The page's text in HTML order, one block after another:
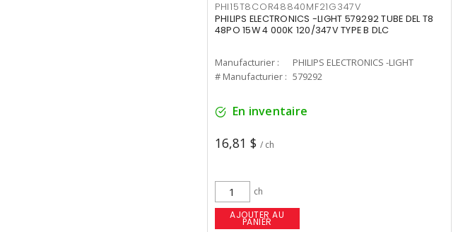
PHI15T8COR48840MF21G347V
PHILIPS ELECTRONICS -LIGHT 579292 TUBE DEL T8
48PO 15W 4 000K 120/347V TYPE B DLC
Manufacturier :
PHILIPS ELECTRONICS -LIGHT
# Manufacturier : 579292
En inventaire
16,81 $ / ch
ch
AJOUTER AU
PANIER